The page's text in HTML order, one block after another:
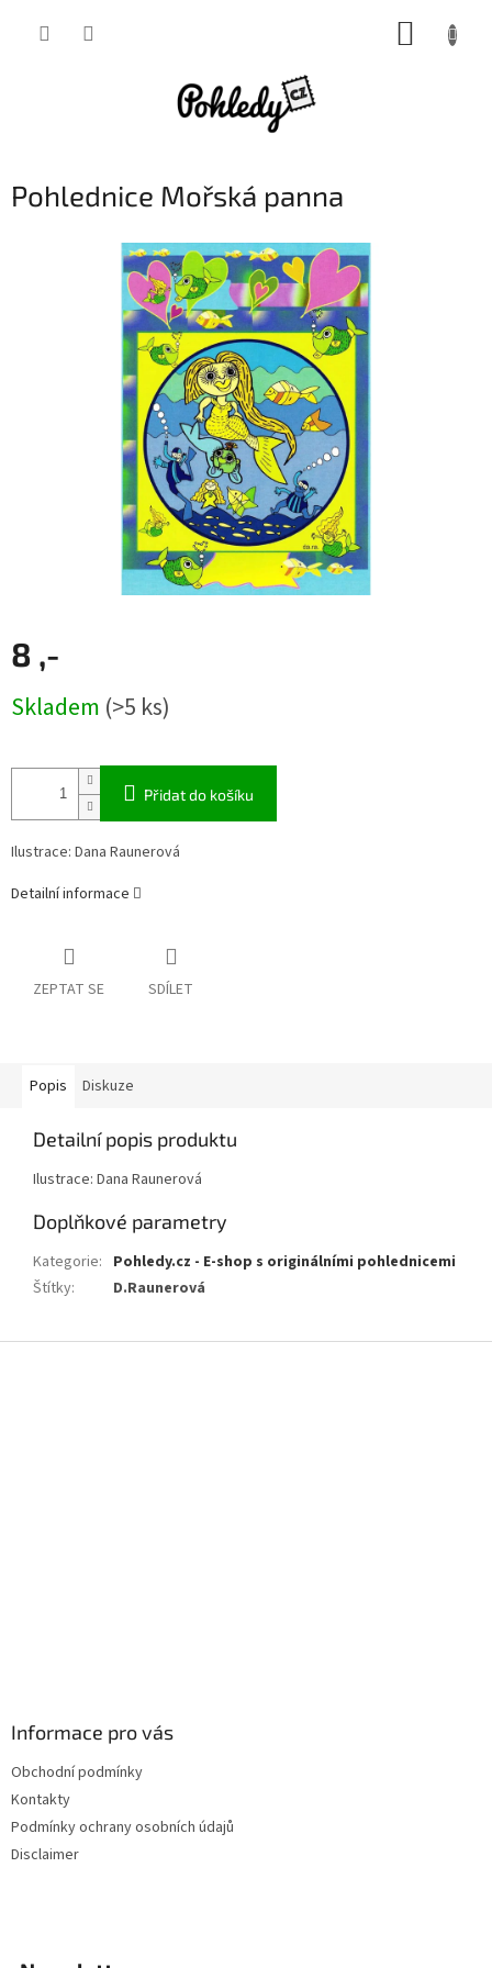
Pohlednice Mořská panna
8 ,-
cena:
Skladem (>5 ks)
Přidat do košíku
Ilustrace: Dana Raunerová
Detailní informace
ZEPTAT SE SDÍLET
Popis Diskuze
Detailní popis produktu
Ilustrace: Dana Raunerová
Doplňkové parametry
Kategorie: Pohledy.cz - E-shop s originálními pohlednicemi
Štítky: D.Raunerová
Informace pro vás
Obchodní podmínky
Kontakty
Podmínky ochrany osobních údajů
Disclaimer